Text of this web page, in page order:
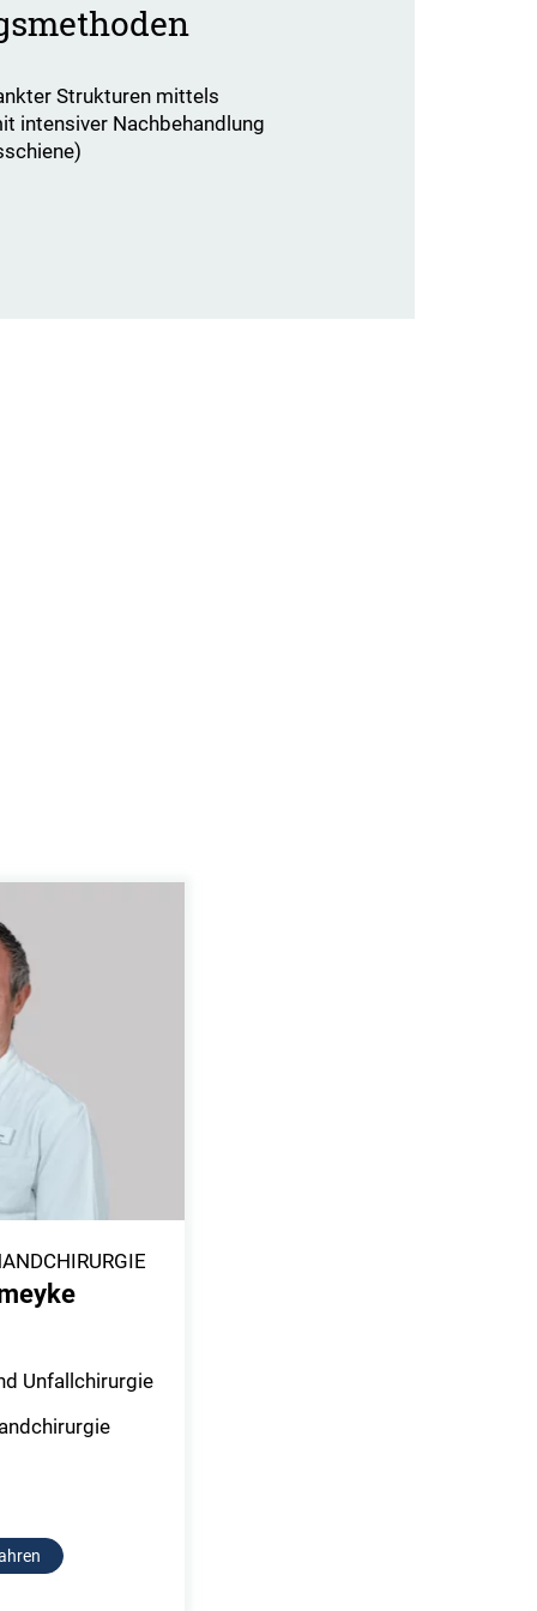
Strukturen mittels
intensiver Nachbehandlung
Unfallchirurgie